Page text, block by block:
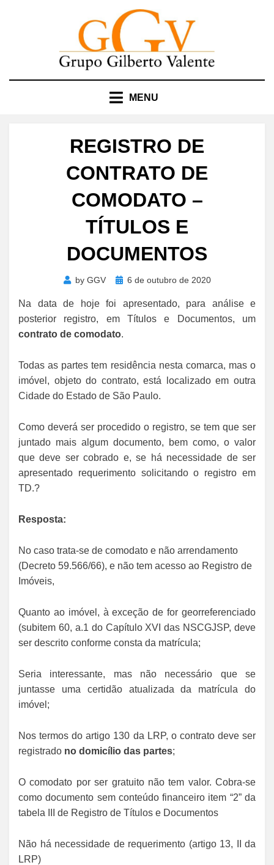
MENU
REGISTRO DE
CONTRATO DE
COMODATO –
TÍTULOS E
DOCUMENTOS
by GGV
Posted
6 de outubro de 2020
Na data de hoje foi apresentado, para análise e
posterior registro, em Títulos e Documentos, um
contrato de comodato.
Todas as partes tem residência nesta comarca, mas o
imóvel, objeto do contrato, está localizado em outra
Cidade do Estado de São Paulo.
Como deverá ser procedido o registro, se tem que ser
juntado mais algum documento, bem como, o valor
que deve ser cobrado e, se há necessidade de ser
apresentado requerimento solicitando o registro em
TD.?
Resposta:
No caso trata-se de comodato e não arrendamento
(Decreto 59.566/66), e não tem acesso ao Registro de
Imóveis,
Quanto ao imóvel, à exceção de for georreferenciado
(subitem 60, a.1 do Capítulo XVI das NSCGJSP, deve
ser descrito conforme consta da matrícula;
Seria interessante, mas não necessário que se
juntasse uma certidão atualizada da matrícula do
imóvel;
Nos termos do artigo 130 da LRP, o contrato deve ser
registrado no domicílio das partes;
O comodato por ser gratuito não tem valor. Cobra-se
como documento sem conteúdo financeiro item “2” da
tabela III de Registro de Títulos e Documentos
Não há necessidade de requerimento (artigo 13, II da
LRP)